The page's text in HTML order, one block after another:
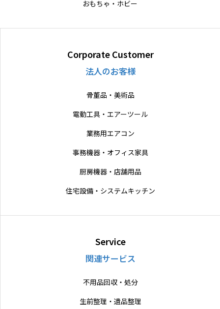
おもちゃ・ホビー
Corporate Customer
法人のお客様
骨董品・美術品
電動工具・エアーツール
業務用エアコン
事務機器・オフィス家具
厨房機器・店舗用品
住宅設備・システムキッチン
Service
関連サービス
不用品回収・処分
生前整理・遺品整理